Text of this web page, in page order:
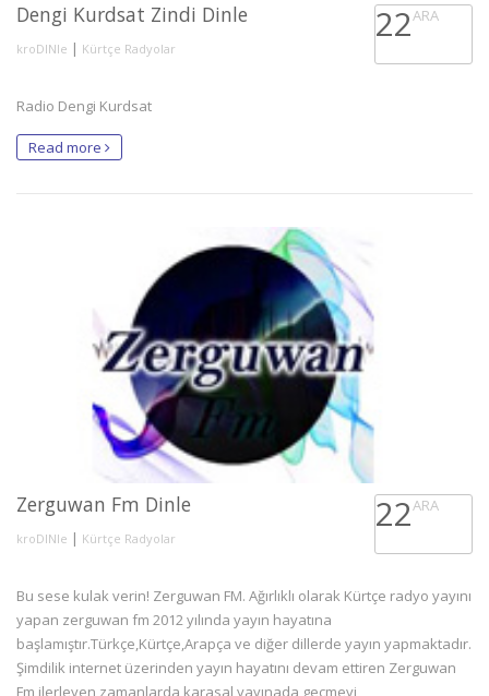
Dengi Kurdsat Zindi Dinle
kroDINle | Kürtçe Radyolar
22ARA
Radio Dengi Kurdsat
Read more
Zerguwan Fm Dinle
kroDINle | Kürtçe Radyolar
22ARA
Bu sese kulak verin! Zerguwan FM. Ağırlıklı olarak Kürtçe radyo yayını
yapan zerguwan fm 2012 yılında yayın hayatına
başlamıştır.Türkçe,Kürtçe,Arapça ve diğer dillerde yayın yapmaktadır.
Şimdilik internet üzerinden yayın hayatını devam ettiren Zerguwan
Fm ilerleyen zamanlarda karasal yayınada geçmeyi